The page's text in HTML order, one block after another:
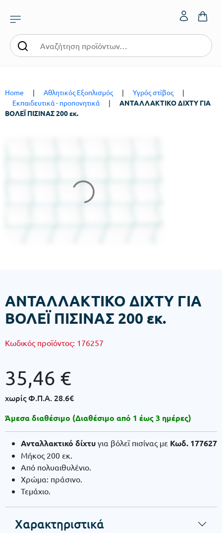
Home | Αθλητικός Εξοπλισμός | Υγρός στίβος
|
Εκπαιδευτικά - προπονητικά
|
ΑΝΤΑΛΛΑΚΤΙΚΟ ΔΙΧΤΥ ΓΙΑ
ΒΟΛΕΪ ΠΙΣΙΝΑΣ 200 εκ.
ΑΝΤΑΛΛΑΚΤΙΚΟ ΔΙΧΤΥ ΓΙΑ
ΒΟΛΕΪ ΠΙΣΙΝΑΣ 200 εκ.
Κωδικός προϊόντος: 176257
35,46 €
χωρίς Φ.Π.Α. 28.6€
Άμεσα διαθέσιμο (Διαθέσιμο από 1 έως 3 ημέρες)
Ανταλλακτικό δίχτυ για βόλεϊ πισίνας με Κωδ. 177627
Μήκος 200 εκ.
Από πολυαιθυλένιο.
Χρώμα: πράσινο.
Τεμάχιο.
Χαρακτηριστικά